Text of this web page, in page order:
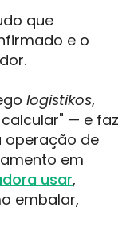
que
e o
logistikos,
— e faz
operação de
em
usar,
embalar,